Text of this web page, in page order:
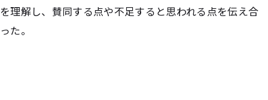
を理解し、賛同する点や不足すると思われる点を伝え合
った。